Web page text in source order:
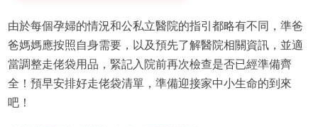
由於每個孕婦的情況和公私立醫院的指引都略有不同，準爸
爸媽媽應按照自身需要，以及預先了解醫院相關資訊，並適
當調整走佬袋用品，緊記入院前再次檢查是否已經準備齊
全！預早安排好走佬袋清單，準備迎接家中小生命的到來
吧！